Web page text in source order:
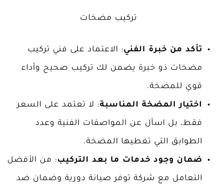
تركيب مضخات
تأكد من خبرة الفني: الاعتماد على فني تركيب
مضخات ذو خبرة يضمن لك تركيب صحيح وأداء
قوي للمضخة.
اختيار المضخة المناسبة: لا تعتمد على السعر
فقط، بل اسأل عن المواصفات الفنية وعدد
الطوابق التي تغطيها المضخة.
ضمان وجود خدمات ما بعد التركيب: من الأفضل
التعامل مع شركة توفر صيانة دورية وضمان ضد